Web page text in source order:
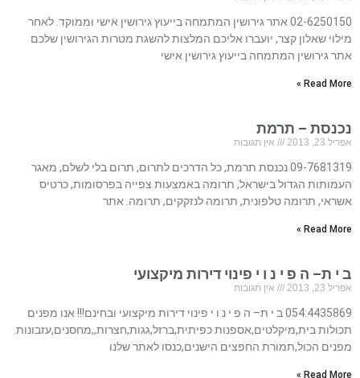
02-6250150 אתר גירושין המתמחה בייעוץ גירושין אישי וממוקד. לאחר
מילוי שאלון קצר, יועברו אליכם המלצות להשגת מטרות הגירושין שלכם
אתר גירושין המתמחה בייעוץ גירושין אישי
Read More »
נכנסת – תרמת
אפריל 23, 2013 אין תגובות
09-7681319 נכנסת תרמת, כל הדרכים לתרום, תרום בלי לשלם, מאגר
העמותות הגדול בישראל, תרומה באמצעות צפייה בפרסומות, כרטיס
אשראי, תרומה טלפונית, תרומה לנזקקים, תרומה. אתר
Read More »
ב י ת– ה פ י נ ו י פינוי דירות מיקצועי
אפריל 23, 2013 אין תגובות
054:4435869 ב י ת– ה פ י נ ו י פינוי דירות מיקצועי ובחינם!!! אנו מפנים
תכולות בית,מיקלטים,אספנות כפיתית,ברזל,גגות,חצרות,,מחסנים,עזבונות.
מפנים הכול,תמורת החפצים הישנים,כנסו לאתר שלנו
Read More »